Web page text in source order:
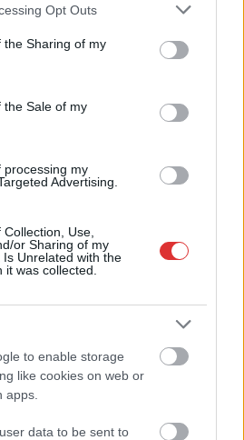
app uses one or more Google
usage behaviour. You may click to
Google and its third-party tags to
purposes in below Google
Opt Outs
the Sharing of my
the Sale of my
processing my
Advertising.
Use,
or Sharing of my
Unrelated with the
was collected.
to enable storage
like cookies on web or
apps.
data to be sent to
vállalkozással egyeztetett
megsegítéséről
akik a tószegi kerékpárgyár